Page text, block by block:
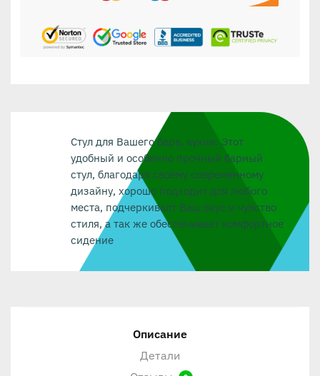
Стул для Вашего бара, кухни. Этот
удобный и особенно прочный барный
стул, благодаря своему современному
дизайну, хорошо подходит для любого
места, подчеркивает Ваш вкус и чувство
стиля, а так же обеспечивает комфортное
сидение
Описание
Детали